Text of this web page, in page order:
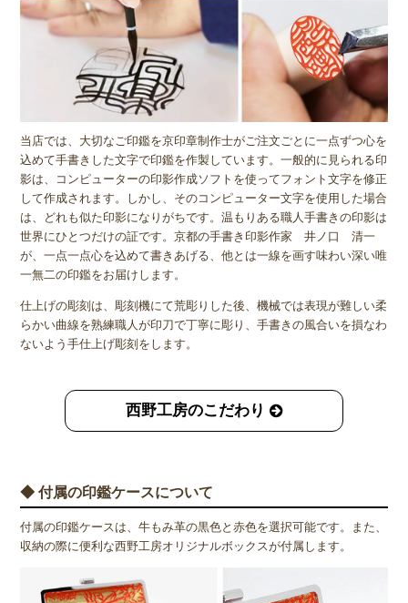
当店では、大切なご印鑑を京印章制作士がご注文ごとに一点ずつ心を
込めて手書きした文字で印鑑を作製しています。一般的に見られる印
影は、コンピューターの印影作成ソフトを使ってフォント文字を修正
して作成されます。しかし、そのコンピューター文字を使用した場合
は、どれも似た印影になりがちです。温もりある職人手書きの印影は
世界にひとつだけの証です。京都の手書き印影作家 井ノ口 清一
が、一点一点心を込めて書きあげる、他とは一線を画す味わい深い唯
一無二の印鑑をお届けします。
仕上げの彫刻は、彫刻機にて荒彫りした後、機械では表現が難しい柔
らかい曲線を熟練職人が印刀で丁寧に彫り、手書きの風合いを損なわ
ないよう手仕上げ彫刻をします。
西野工房のこだわり
◆ 付属の印鑑ケースについて
付属の印鑑ケースは、牛もみ革の黒色と赤色を選択可能です。また、
収納の際に便利な西野工房オリジナルボックスが付属します。